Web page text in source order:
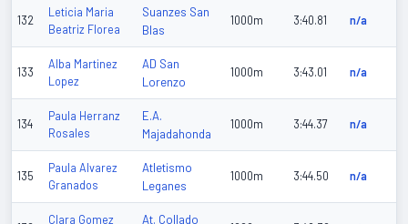
132
Leticia Maria
Beatriz Florea
Suanzes San
Blas
1000m 3:40.81 n/a
133
Alba Martinez
Lopez
AD San
Lorenzo
1000m 3:43.01 n/a
134
Paula Herranz
Rosales
E.A.
Majadahonda
1000m 3:44.37 n/a
135
Paula Alvarez
Granados
Atletismo
Leganes
1000m 3:44.50 n/a
Clara Gomez
At. Collado